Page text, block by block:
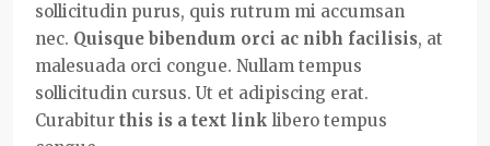
sollicitudin purus, quis rutrum mi accumsan
nec. Quisque bibendum orci ac nibh facilisis, at
malesuada orci congue. Nullam tempus
sollicitudin cursus. Ut et adipiscing erat.
Curabitur this is a text link libero tempus